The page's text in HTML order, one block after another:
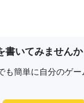
書いてみませんか
簡単に自分のゲー